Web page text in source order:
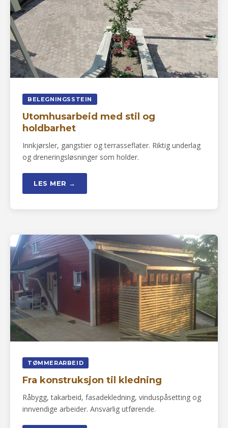
BELEGNINGSSTEIN
Utomhusarbeid med stil og
holdbarhet
Innkjørsler, gangstier og terrasseflater. Riktig underlag
og dreneringsløsninger som holder.
LES MER →
TØMMERARBEID
Fra konstruksjon til kledning
Råbygg, takarbeid, fasadekledning, vinduspåsetting og
innvendige arbeider. Ansvarlig utførende.